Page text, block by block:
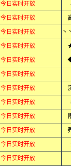
今日实时开放
今日实时开放
今日实时开放
今日实时开放
今日实时开放
今日实时开放
今日实时开放
今日实时开放
今日实时开放
今日实时开放
今日实时开放
今日实时开放